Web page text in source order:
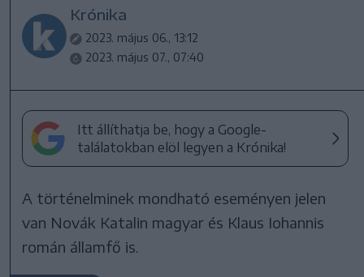
Krónika
2023. május 06., 13:12
2023. május 07., 07:40
Itt állíthatja be, hogy a Google-
találatokban elöl legyen a Krónika!
A történelminek mondható eseményen jelen
van Novák Katalin magyar és Klaus Iohannis
román államfő is.